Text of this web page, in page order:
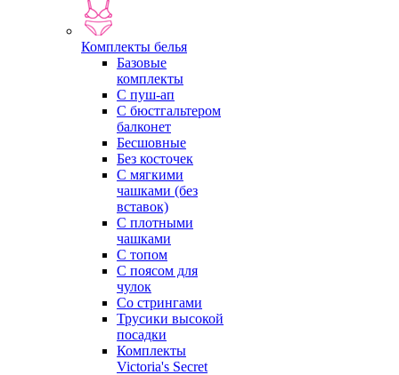
Комплекты белья
Базовые
комплекты
С пуш-ап
С бюстгальтером
балконет
Бесшовные
Без косточек
С мягкими
чашками (без
вставок)
С плотными
чашками
С топом
С поясом для
чулок
Со стрингами
Трусики высокой
посадки
Комплекты
Victoria's Secret